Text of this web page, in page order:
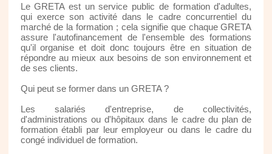
Le GRETA est un service public de formation d'adultes,
qui exerce son activité dans le cadre concurrentiel du
marché de la formation ; cela signifie que chaque GRETA
assure l'autofinancement de l'ensemble des formations
qu'il organise et doit donc toujours être en situation de
répondre au mieux aux besoins de son environnement et
de ses clients.
Qui peut se former dans un GRETA ?
Les salariés d'entreprise, de collectivités,
d'administrations ou d'hôpitaux dans le cadre du plan de
formation établi par leur employeur ou dans le cadre du
congé individuel de formation.